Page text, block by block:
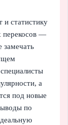
и статистику
перекосов —
замечать
а
под новые
по